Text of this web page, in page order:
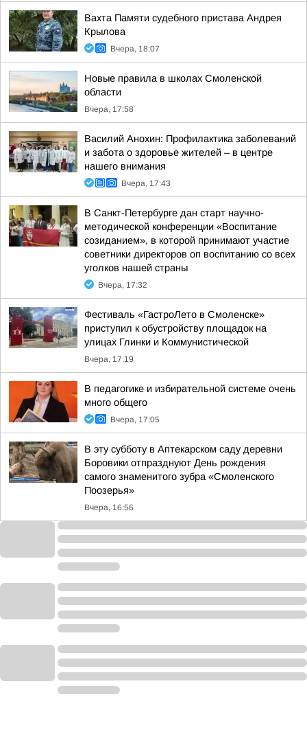
Вахта Памяти судебного пристава Андрея
Крылова
Вчера, 18:07
Новые правила в школах Смоленской
области
Вчера, 17:58
Василий Анохин: Профилактика заболеваний
и забота о здоровье жителей – в центре
нашего внимания
Вчера, 17:43
В Санкт-Петербурге дан старт научно-
методической конференции «Воспитание
созиданием», в которой принимают участие
советники директоров оп воспитанию со всех
уголков нашей страны
Вчера, 17:32
Фестиваль «ГастроЛето в Смоленске»
приступил к обустройству площадок на
улицах Глинки и Коммунистической
Вчера, 17:19
В педагогике и избирательной системе очень
много общего
Вчера, 17:05
В эту субботу в Аптекарском саду деревни
Боровики отпразднуют День рождения
самого знаменитого зубра «Смоленского
Поозерья»
Вчера, 16:56